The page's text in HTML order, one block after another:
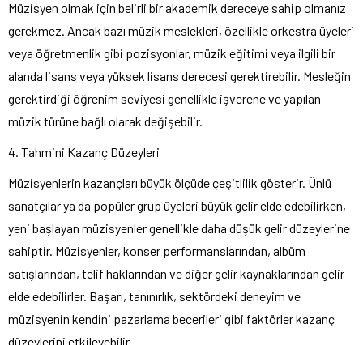
Müzisyen olmak için belirli bir akademik dereceye sahip olmanız
gerekmez. Ancak bazı müzik meslekleri, özellikle orkestra üyeleri
veya öğretmenlik gibi pozisyonlar, müzik eğitimi veya ilgili bir
alanda lisans veya yüksek lisans derecesi gerektirebilir. Mesleğin
gerektirdiği öğrenim seviyesi genellikle işverene ve yapılan
müzik türüne bağlı olarak değişebilir.
4. Tahmini Kazanç Düzeyleri
Müzisyenlerin kazançları büyük ölçüde çeşitlilik gösterir. Ünlü
sanatçılar ya da popüler grup üyeleri büyük gelir elde edebilirken,
yeni başlayan müzisyenler genellikle daha düşük gelir düzeylerine
sahiptir. Müzisyenler, konser performanslarından, albüm
satışlarından, telif haklarından ve diğer gelir kaynaklarından gelir
elde edebilirler. Başarı, tanınırlık, sektördeki deneyim ve
müzisyenin kendini pazarlama becerileri gibi faktörler kazanç
düzeylerini etkileyebilir.